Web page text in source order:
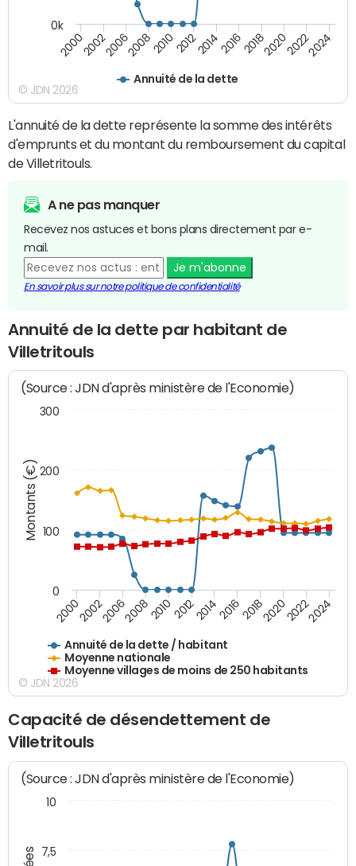
Annuité de la dette
200020022006200820102012201420162018202020222024
0k
© JDN 2026
L'annuité de la dette représente la somme des intérêts
d'emprunts et du montant du remboursement du capital
de Villetritouls.
A ne pas manquer
Recevez nos astuces et bons plans directement par e-
mail.
Je m'abonne
En savoir plus sur notre politique de confidentialité
Annuité de la dette par habitant de
Villetritouls
Montants (€)
(Source : JDN d'après ministère de l'Economie)
Annuité de la dette / habitant
Moyenne nationale
Moyenne villages de moins de 250 habitants
200020022006200820102012201420162018202020222024
0
100
200
300
© JDN 2026
Capacité de désendettement de
Villetritouls
(Source : JDN d'après ministère de l'Economie)
10
7,5